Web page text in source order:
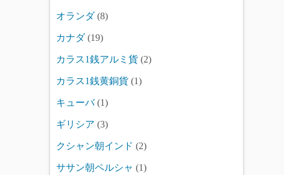
オランダ(8)
カナダ(19)
カラス1銭アルミ貨 (2)
カラス1銭黄銅貨 (1)
キューバ(1)
ギリシア (3)
クシャン朝インド (2)
ササン朝ペルシャ (1)